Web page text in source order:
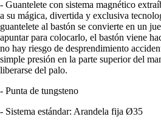
- Guantelete con sistema magnético
a su mágica, divertida y exclusiva
guantelete al bastón se convierte en un
apuntar para colocarlo, el bastón viene
no hay riesgo de desprendimiento
simple presión en la parte superior del
liberarse del palo.
- Punta de tungsteno
- Sistema estándar: Arandela fija Ø35